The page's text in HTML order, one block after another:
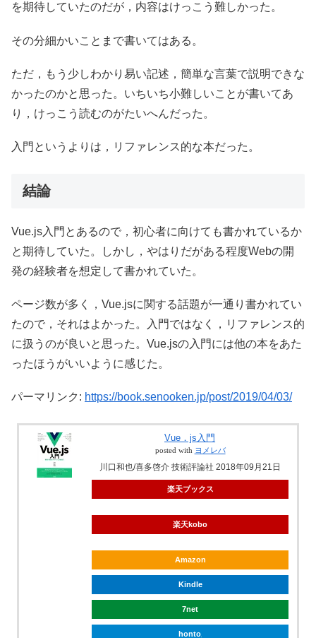
を期待していたのだが，内容はけっこう難しかった。
その分細かいことまで書いてはある。
ただ，もう少しわかり易い記述，簡単な言葉で説明できな
かったのかと思った。いちいち小難しいことが書いてあ
り，けっこう読むのがたいへんだった。
入門というよりは，リファレンス的な本だった。
結論
Vue.js入門とあるので，初心者に向けても書かれているか
と期待していた。しかし，やはりだがある程度Webの開
発の経験者を想定して書かれていた。
ページ数が多く，Vue.jsに関する話題が一通り書かれてい
たので，それはよかった。入門ではなく，リファレンス的
に扱うのが良いと思った。Vue.jsの入門には他の本をあた
ったほうがいいように感じた。
パーマリンク: https://book.senooken.jp/post/2019/04/03/
Vue．js入門
posted with ヨメレバ
川口和也/喜多啓介 技術評論社 2018年09月21日
楽天ブックス
楽天kobo
Amazon
Kindle
7net
honto